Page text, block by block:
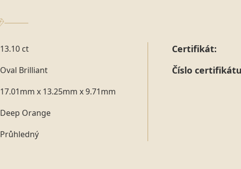
13.10 ct
Oval Brilliant
17.01mm x 13.25mm x 9.71mm
Deep Orange
Průhledný
Certifikát:
Číslo